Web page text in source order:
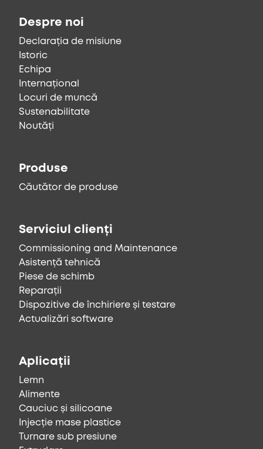
Despre noi
Declarația de misiune
Istoric
Echipa
Internațional
Locuri de muncă
Sustenabilitate
Noutăți
Produse
Căutător de produse
Serviciul clienți
Commissioning and Maintenance
Asistență tehnică
Piese de schimb
Reparații
Dispozitive de închiriere și testare
Actualizări software
Aplicații
Lemn
Alimente
Cauciuc și silicoane
Injecție mase plastice
Turnare sub presiune